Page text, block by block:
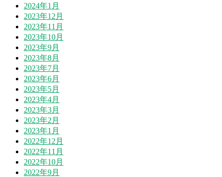
2024年1月
2023年12月
2023年11月
2023年10月
2023年9月
2023年8月
2023年7月
2023年6月
2023年5月
2023年4月
2023年3月
2023年2月
2023年1月
2022年12月
2022年11月
2022年10月
2022年9月